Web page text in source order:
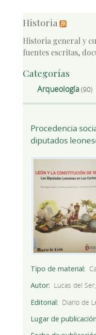
Historia
Historia general y
fuentes escritas,
Categorías
Arqueología (90)
Procedencia
diputados
Tipo de material
Autor
Lucas del
Editorial
Diario de
Lugar de publicación